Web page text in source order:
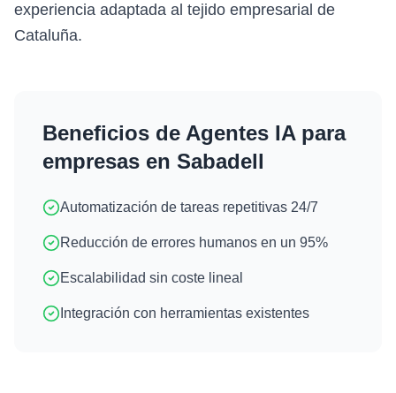
experiencia adaptada al tejido empresarial de
Cataluña.
Beneficios de Agentes IApara
empresas en Sabadell
Automatización de tareas repetitivas 24/7
Reducción de errores humanos en un 95%
Escalabilidad sin coste lineal
Integración con herramientas existentes